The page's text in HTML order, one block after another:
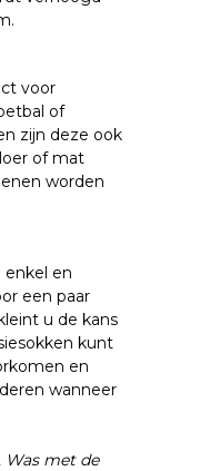
voor
of
zijn deze ook
of mat
worden
enkel en
een paar
u de kans
kunt
en
wanneer
Was met de